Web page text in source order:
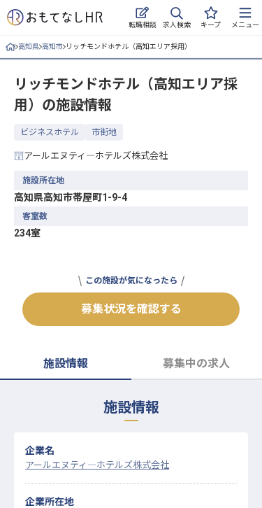
転職相談 求人検索 キープ メニュー
ログイン
求人・施設を探す
おもてなしHRについて
ご利用の流れ
ホテル・宿泊業界情報コラム
高知県 高知市 リッチモンドホテル（高知エリア採用）
リッチモンドホテル（高知エリア採
用） の施設情報
ビジネスホテル 市街地
アールエヌティ―ホテルズ株式会社
施設所在地
高知県高知市帯屋町1-9-4
客室数
234室
この施設が気になったら
募集状況を確認する
施設情報 募集中の求人
施設情報
企業名
アールエヌティ―ホテルズ株式会社
企業所在地